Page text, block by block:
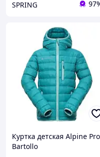
SPRING
Куртка детская Alpine Pro
Bartollo